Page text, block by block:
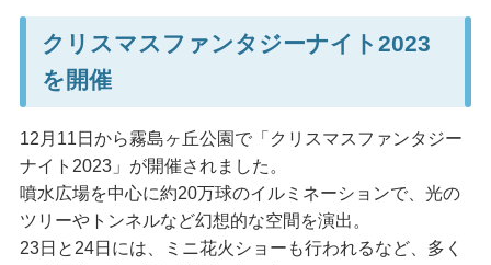
クリスマスファンタジーナイト2023
を開催
12月11日から霧島ヶ丘公園で「クリスマスファンタジー
ナイト2023」が開催されました。
噴水広場を中心に約20万球のイルミネーションで、光の
ツリーやトンネルなど幻想的な空間を演出。
23日と24日には、ミニ花火ショーも行われるなど、多く